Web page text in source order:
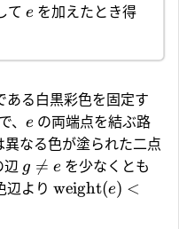
てe を加えたとき得
ある白黒彩色を固定す
、e の両端点を結ぶ路
異なる色が塗られた二点
辺 g 
= e を少なくとも
辺より weight(e) <